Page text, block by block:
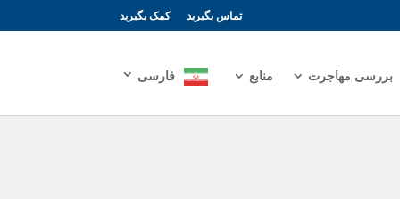
تماس بگیرید کمک بگیرید
بررسی مهاجرت منابع فارسی